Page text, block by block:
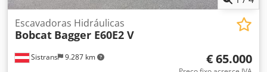
Sistrans 9.287 km
Escavadoras Hidráulicas
Bobcat Bagger E60E2 V
€ 65.000